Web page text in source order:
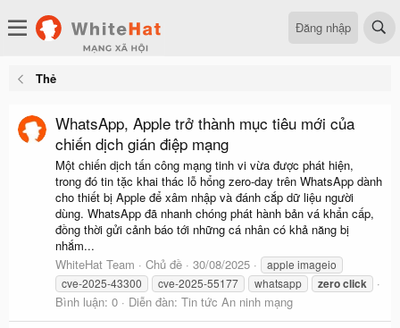
Đăng nhập
Thẻ
WhatsApp, Apple trở thành mục tiêu mới của
chiến dịch gián điệp mạng
Một chiến dịch tấn công mạng tinh vi vừa được phát hiện,
trong đó tin tặc khai thác lỗ hổng zero-day trên WhatsApp dành
cho thiết bị Apple để xâm nhập và đánh cắp dữ liệu người
dùng. WhatsApp đã nhanh chóng phát hành bản vá khẩn cấp,
đồng thời gửi cảnh báo tới những cá nhân có khả năng bị
nhắm...
WhiteHat Team
Chủ đề 30/08/2025
apple imageio
cve-2025-43300
cve-2025-55177 whatsapp zeroclick
Bình luận: 0 Diễn đàn: Tin tức An ninh mạng